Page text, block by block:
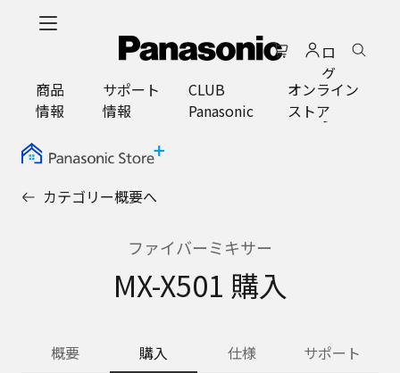
ロ
グ
イ
ン
商品
情報
サポート
情報
CLUB
Panasonic
オンライン
ストア
カテゴリー概要へ
ファイバーミキサー
MX-X501 購入
概要 購入 仕様 サポート